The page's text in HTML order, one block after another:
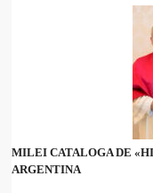
MILEI CATALOGA DE
ARGENTINA